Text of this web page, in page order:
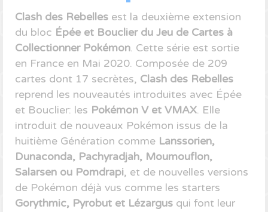
Clash des Rebelles est la deuxième extension
du bloc Épée et Bouclier du Jeu de Cartes à
Collectionner Pokémon. Cette série est sortie
en France en Mai 2020. Composée de 209
cartes dont 17 secrètes, Clash des Rebelles
reprend les nouveautés introduites avec Épée
et Bouclier: les Pokémon V et VMAX. Elle
introduit de nouveaux Pokémon issus de la
huitième Génération comme Lanssorien,
Dunaconda, Pachyradjah, Moumouflon,
Salarsen ou Pomdrapi, et de nouvelles versions
de Pokémon déjà vus comme les starters
Gorythmic, Pyrobut et Lézargus qui font leur